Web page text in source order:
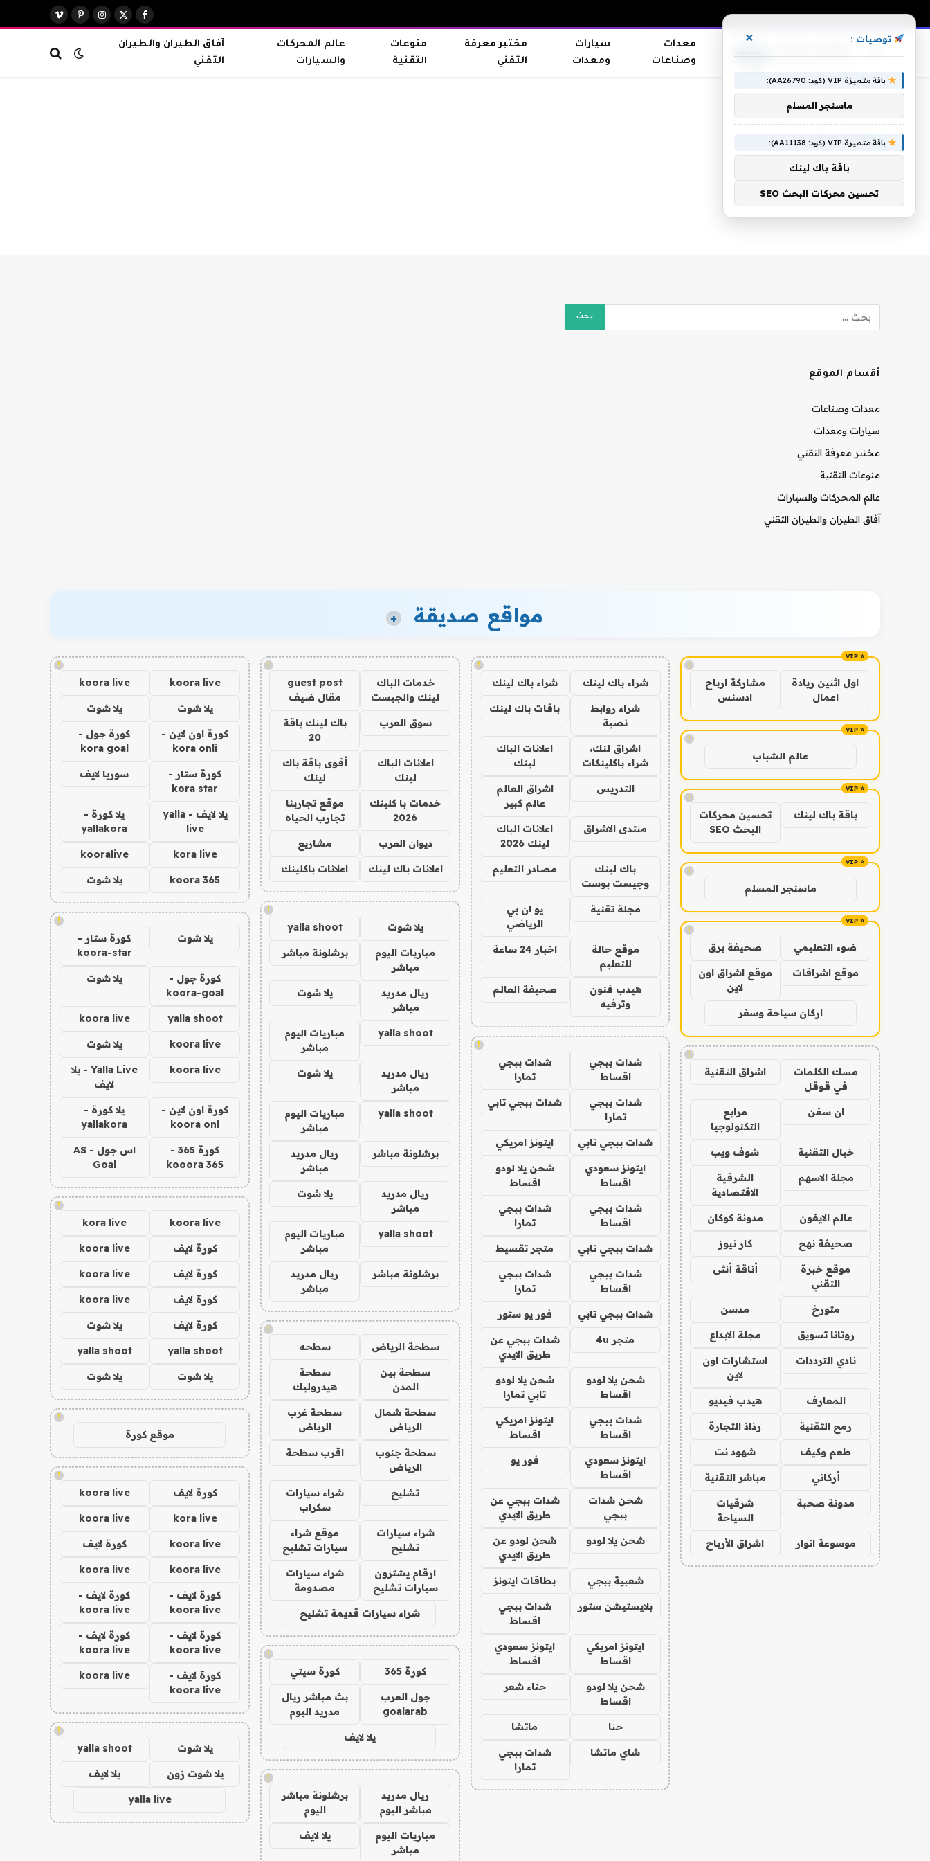
فيسبوك
X
الانستغرامبينتيريست
فيميو
معدات
وصناعات
سيارات
ومعدات
مختبر معرفة
التقني
منوعات
التقنية
عالم المحركات
والسيارات
آفاق الطيران والطيران
التقني
اون تى فى
أقسام الموقع
معدات وصناعات
سيارات ومعدات
مختبر معرفة التقني
منوعات التقنية
عالم المحركات والسيارات
آفاق الطيران والطيران التقني
مواقع صديقة +
!
اول اثنين ريادة
اعمال
مشاركة ارباح
ادسنس
!
عالم الشباب
!
باقة باك لينك
تحسين محركات
البحث SEO
!
ماسنجر المسلم
!
ضوء التعليمي صحيفة برق
موقع اشراقات
موقع اشراق اون
لاين
اركان سياحة وسفر
!
مسك الكلمات
في قوقل
اشراق التقنية
ان سفن
مرابع
التكنولوجيا
خيال التقنية شوف ويب
مجلة الاسهم
الشرقية
الاقتصادية
عالم الايفون مدونة كوكان
صحيفة نهج كار نيوز
موقع خبرة
التقني
أناقة أنثى
متورخ مدسن
روتانا تسويق مجلة الابداع
نادي الترددات
استشارات اون
لاين
المعارف هيدب فيديو
رمح التقنية رذاذ التجارة
طعم وكيف شهود نت
أركاني مباشر التقنية
مدونة صحبة
شرقيات
السياحة
موسوعة انوار اشراق الأرباح
!
شراء باك لينك شراء باك لينك
شراء روابط
نصية
باقات باك لينك
اشراق لنك،
شراء باكلينكات
اعلانات الباك
لينك
التدريس
اشراق العالم
عالم كبير
منتدى الاشراق
اعلانات الباك
لينك 2026
باك لينك
وجيست بوست
مصادر التعليم
مجلة تقنية
يو ان بي
الرياضي
موقع حالة
للتعليم
اخبار 24 ساعة
هيدب فنون
وترفيه
صحيفة العالم
!
شدات ببجي
اقساط
شدات ببجي
تمارا
شدات ببجي
تمارا
شدات ببجي تابي
شدات ببجي تابي ايتونز امريكي
ايتونز سعودي
اقساط
شحن يلا لودو
اقساط
شدات ببجي
اقساط
شدات ببجي
تمارا
شدات ببجي تابي متجر تقسيط
شدات ببجي
اقساط
شدات ببجي
تمارا
شدات ببجي تابي فور يو ستور
متجر 4u
شدات ببجي عن
طريق الايدي
شحن يلا لودو
اقساط
شحن يلا لودو
تابي تمارا
شدات ببجي
اقساط
ايتونز امريكي
اقساط
ايتونز سعودي
اقساط
فور يو
شحن شدات
ببجي
شدات ببجي عن
طريق الايدي
شحن يلا لودو
شحن لودو عن
طريق الايدي
شعبية ببجي بطاقات ايتونز
بلايستيشن ستور
شدات ببجي
اقساط
ايتونز امريكي
اقساط
ايتونز سعودي
اقساط
شحن يلا لودو
اقساط
حناء شعر
حنا ماتشا
شاي ماتشا
شدات ببجي
تمارا
!
خدمات الباك
لينك والجيست
guest post
مقال ضيف
سوق العرب
باك لينك باقة
20
اعلانات الباك
لينك
أقوى باقة باك
لينك
خدمات با كلينك
2026
موقع تجاربنا
تجارب الحياه
ديوان العرب مشاريع
اعلانات باك لينك اعلانات باكلينك
!
يلا شوت yalla shoot
مباريات اليوم
مباشر
برشلونة مباشر
ريال مدريد
مباشر
يلا شوت
yalla shoot
مباريات اليوم
مباشر
ريال مدريد
مباشر
يلا شوت
yalla shoot
مباريات اليوم
مباشر
برشلونة مباشر
ريال مدريد
مباشر
ريال مدريد
مباشر
يلا شوت
yalla shoot
مباريات اليوم
مباشر
برشلونة مباشر
ريال مدريد
مباشر
!
سطحة الرياض سطحه
سطحة بين
المدن
سطحة
هيدروليك
سطحة شمال
الرياض
سطحة غرب
الرياض
سطحة جنوب
الرياض
اقرب سطحة
تشليح
شراء سيارات
سكراب
شراء سيارات
تشليح
موقع شراء
سيارات تشليح
ارقام يشترون
سيارات تشليح
شراء سيارات
مصدومة
شراء سيارات قديمة تشليح
!
كورة 365 كورة سيتي
جول العرب
goalarab
بث مباشر ريال
مدريد اليوم
يلا لايف
!
ريال مدريد
مباشر اليوم
برشلونة مباشر
اليوم
مباريات اليوم
مباشر
يلا لايف
!
koora live
koora live
يلا شوت يلا شوت
كورة اون لاين -
kora onli
كورة جول -
kora goal
كورة ستار -
kora star
سوريا لايف
يلا لايف - yalla
live
يلا كورة -
yallakora
kora live
kooralive
koora 365 يلا شوت
!
يلا شوت
كورة ستار -
koora-star
كورة جول -
koora-goal
يلا شوت
yalla shoot
koora live
koora live يلا شوت
koora live
Yalla Live - يلا
لايف
كورة اون لاين -
koora onl
يلا كورة -
yallakora
كورة 365 -
kooora 365
اس جول - AS
Goal
!
koora live
kora live
كورة لايف koora live
كورة لايف koora live
كورة لايف koora live
كورة لايف يلا شوت
yalla shoot
yalla shoot
يلا شوت يلا شوت
!
موقع كورة
!
كورة لايف koora live
kora live
koora live
koora live كورة لايف
koora live
koora live
كورة لايف -
koora live
كورة لايف -
koora live
كورة لايف -
koora live
كورة لايف -
koora live
كورة لايف -
koora live
koora live
!
يلا شوت yalla shoot
يلا شوت زون يلا لايف
yalla live
توصيات : ×
باقة متميزة VIP (كود: AA26790):
ماسنجر المسلم
باقة متميزة VIP (كود: AA11138):
باقة باك لينك
تحسين محركات البحث SEO